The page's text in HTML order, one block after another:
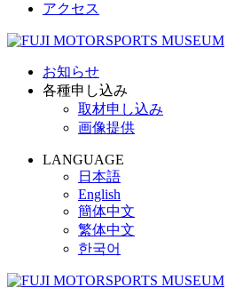
アクセス
お知らせ
各種申し込み
取材申し込み
画像提供
LANGUAGE
日本語
English
簡体中文
繁体中文
한국어